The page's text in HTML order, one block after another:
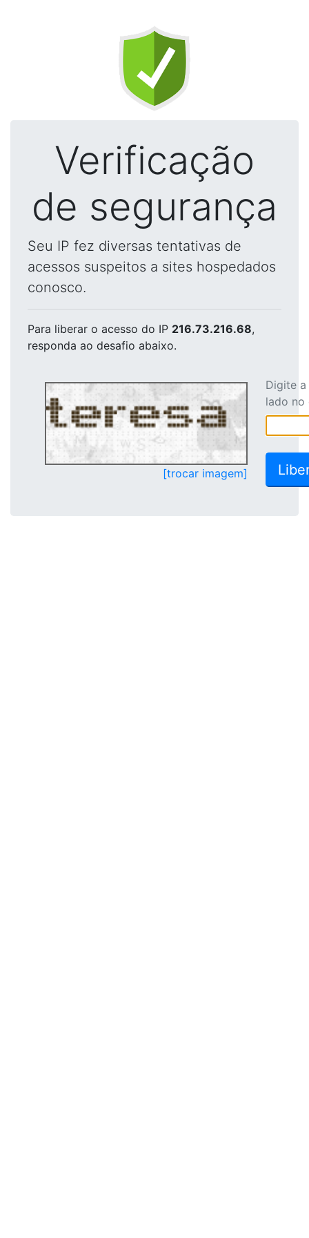
Verificação
de segurança
Seu IP fez diversas tentativas de
acessos suspeitos a sites hospedados
conosco.
Para liberar o acesso do IP 216.73.216.68,
responda ao desafio abaixo.
[trocar imagem]
Digite
lado no